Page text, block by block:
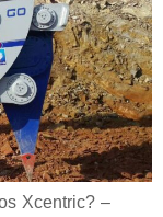
Xcentric? –